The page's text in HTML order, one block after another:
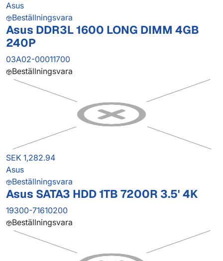
Asus
Beställningsvara
Asus DDR3L 1600 LONG DIMM 4GB
240P
03A02-00011700
Beställningsvara
SEK 1,282.94
Asus
Beställningsvara
Asus SATA3 HDD 1TB 7200R 3.5' 4K
19300-71610200
Beställningsvara